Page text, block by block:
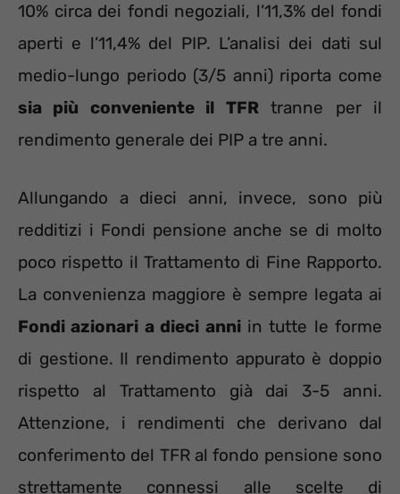
10% circa dei fondi negoziali, l’11,3% del fondi
aperti e l’11,4% del PIP. L’analisi dei dati sul
medio-lungo periodo (3/5 anni) riporta come
sia più conveniente il TFRtranne per il
rendimento generale dei PIP a tre anni.
Allungando a dieci anni, invece, sono più
redditizi i Fondi pensione anche se di molto
poco rispetto il Trattamento di Fine Rapporto.
La convenienza maggiore è sempre legata ai
Fondi azionari a dieci anniin tutte le forme
di gestione. Il rendimento appurato è doppio
rispetto al Trattamento già dai 3-5 anni.
Attenzione, i rendimenti che derivano dal
conferimento del TFR al fondo pensione sono
strettamente connessi alle scelte di